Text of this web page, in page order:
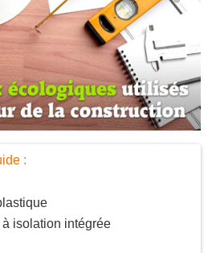
:
isolation intégrée